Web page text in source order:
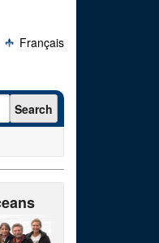
Français
Search